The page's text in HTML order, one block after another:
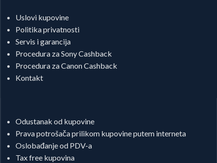
Uslovi kupovine
Politika privatnosti
Servis i garancija
Procedura za Sony Cashback
Procedura za Canon Cashback
Kontakt
Odustanak od kupovine
Prava potrošača prilikom kupovine putem interneta
Oslobađanje od PDV-a
Tax free kupovina